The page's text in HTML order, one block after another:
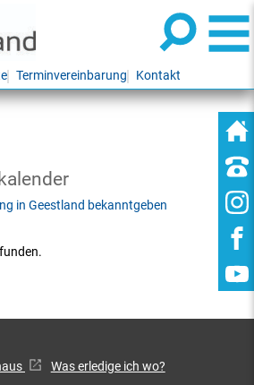
Terminvereinbarung Kontakt
in Geestland bekanntgeben
Was erledige ich wo?